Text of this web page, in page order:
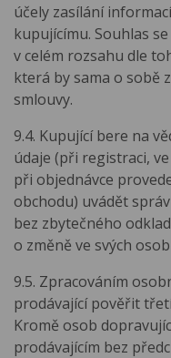
účely zasílání
kupujícímu. Souhlas
v celém rozsahu dle
která by sama o sobě
smlouvy.
9.4. Kupující bere na
údaje (při registraci,
při objednávce
obchodu) uvádět
bez zbytečného
o změně ve svých
9.5. Zpracováním
prodávající pověřit
Kromě osob
prodávajícím bez